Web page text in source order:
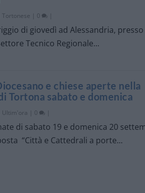
Tortonese 0
di giovedì ad Alessandria,
Tecnico Regionale...
e chiese aperte nella
Tortona sabato e domenica
Ultim'ora 0
di sabato 19 e domenica 20
“Città e Cattedrali a porte...